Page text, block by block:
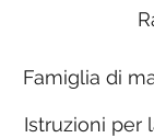
Famiglia di
Istruzioni per